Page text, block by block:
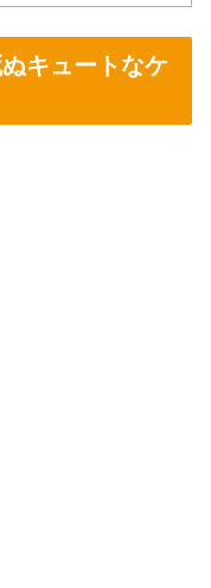
キュートなケ